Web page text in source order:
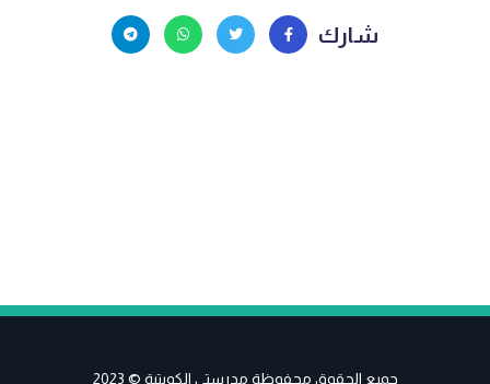
شارك
جميع الحقوق محفوظة مدرستي الكويتية © 2023